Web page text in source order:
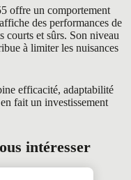
offre un comportement
des performances de
courts et sûrs. Son niveau
à limiter les nuisances
efficacité, adaptabilité
fait un investissement
intéresser